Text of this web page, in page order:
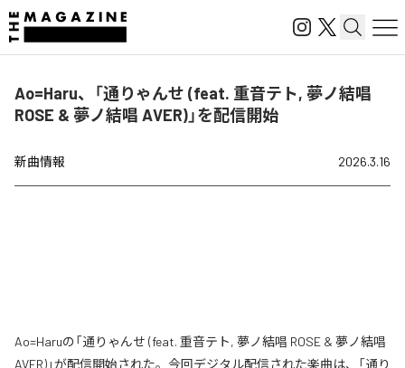
Ao=Haru、「通りゃんせ (feat. 重音テト, 夢ノ結唱
ROSE & 夢ノ結唱 AVER)」を配信開始
新曲情報 2026.3.16
Ao=Haruの「通りゃんせ (feat. 重音テト, 夢ノ結唱 ROSE & 夢ノ結唱
AVER)」が配信開始された。今回デジタル配信された楽曲は、「通り